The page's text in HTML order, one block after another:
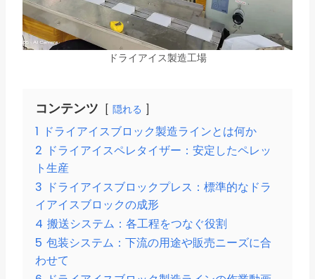
ドライアイス製造工場
コンテンツ 隠れる
1 ドライアイスブロック製造ラインとは何か
2 ドライアイスペレタイザー：安定したペレッ
ト生産
3 ドライアイスブロックプレス：標準的なドラ
イアイスブロックの成形
4 搬送システム：各工程をつなぐ役割
5 包装システム：下流の用途や販売ニーズに合
わせて